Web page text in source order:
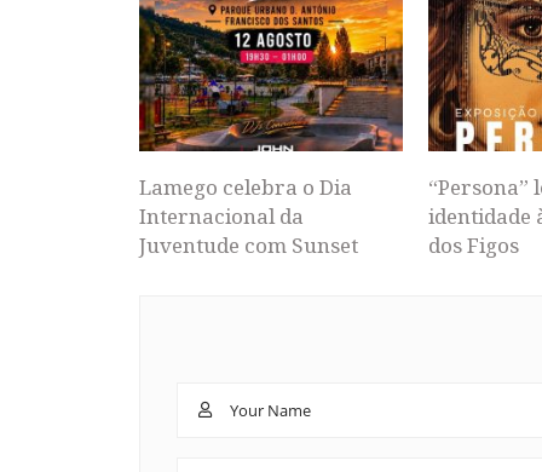
Lamego celebra o Dia
Internacional da
Juventude com Sunset
“Persona”
identidade
dos Figos